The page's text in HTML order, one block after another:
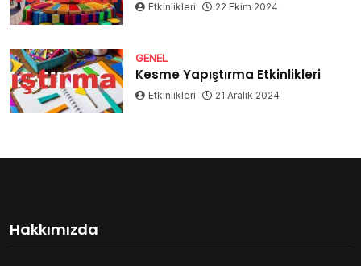
Etkinlikleri 22 Ekim 2024
GENEL
Kesme Yapıştırma Etkinlikleri
Etkinlikleri 21 Aralık 2024
Hakkımızda